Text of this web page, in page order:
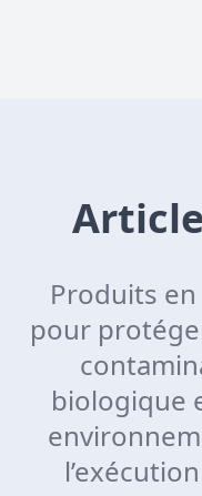
Produits
pour
biologique